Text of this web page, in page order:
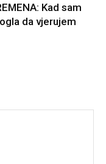
Kad sam
da vjerujem